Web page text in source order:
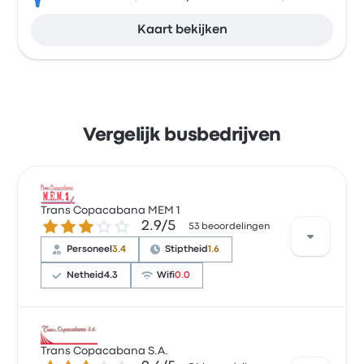
Kaart bekijken
Vergelijk busbedrijven
Trans Copacabana MEM 1
2.9 van de 5 sterren
2.9/5 53 beoordelingen
Personeel3.4 Stiptheid1.6
Netheid4.3 Wifi0.0
Op basis van 53 beoordelingen heeft het bedrijf 2.9
sterren gekregen op Busbud. Reizigers waren vooral
Trans Copacabana S.A.